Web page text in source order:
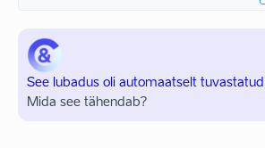
See lubadus oli automaatselt
Mida see tähendab?